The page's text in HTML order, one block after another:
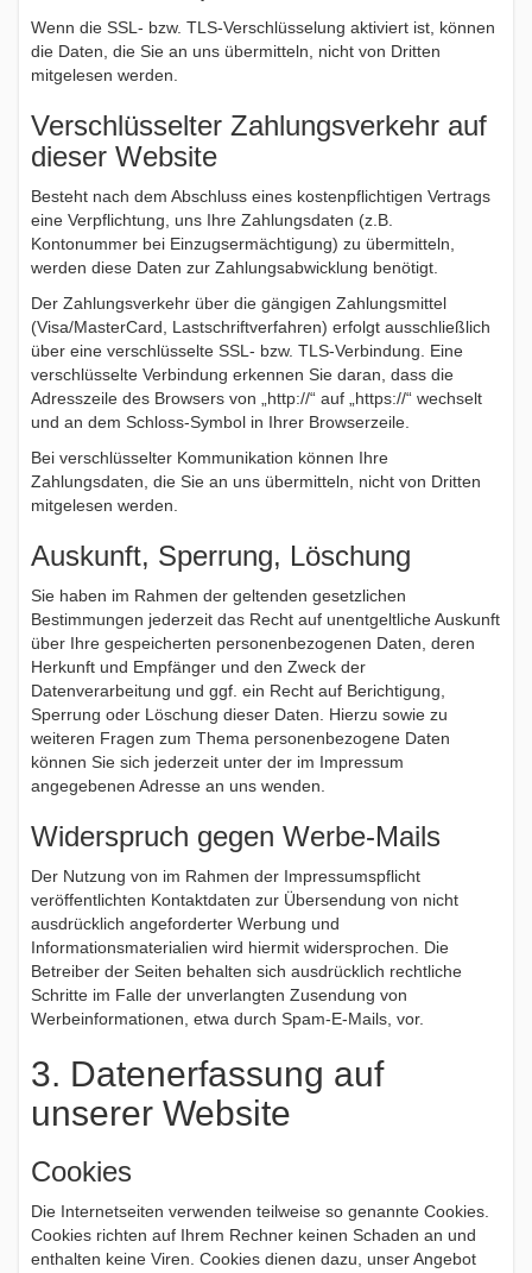
Wenn die SSL- bzw. TLS-Verschlüsselung aktiviert ist, können
die Daten, die Sie an uns übermitteln, nicht von Dritten
mitgelesen werden.
Verschlüsselter Zahlungsverkehr auf
dieser Website
Besteht nach dem Abschluss eines kostenpflichtigen Vertrags
eine Verpflichtung, uns Ihre Zahlungsdaten (z.B.
Kontonummer bei Einzugsermächtigung) zu übermitteln,
werden diese Daten zur Zahlungsabwicklung benötigt.
Der Zahlungsverkehr über die gängigen Zahlungsmittel
(Visa/MasterCard, Lastschriftverfahren) erfolgt ausschließlich
über eine verschlüsselte SSL- bzw. TLS-Verbindung. Eine
verschlüsselte Verbindung erkennen Sie daran, dass die
Adresszeile des Browsers von „http://“ auf „https://“ wechselt
und an dem Schloss-Symbol in Ihrer Browserzeile.
Bei verschlüsselter Kommunikation können Ihre
Zahlungsdaten, die Sie an uns übermitteln, nicht von Dritten
mitgelesen werden.
Auskunft, Sperrung, Löschung
Sie haben im Rahmen der geltenden gesetzlichen
Bestimmungen jederzeit das Recht auf unentgeltliche Auskunft
über Ihre gespeicherten personenbezogenen Daten, deren
Herkunft und Empfänger und den Zweck der
Datenverarbeitung und ggf. ein Recht auf Berichtigung,
Sperrung oder Löschung dieser Daten. Hierzu sowie zu
weiteren Fragen zum Thema personenbezogene Daten
können Sie sich jederzeit unter der im Impressum
angegebenen Adresse an uns wenden.
Widerspruch gegen Werbe-Mails
Der Nutzung von im Rahmen der Impressumspflicht
veröffentlichten Kontaktdaten zur Übersendung von nicht
ausdrücklich angeforderter Werbung und
Informationsmaterialien wird hiermit widersprochen. Die
Betreiber der Seiten behalten sich ausdrücklich rechtliche
Schritte im Falle der unverlangten Zusendung von
Werbeinformationen, etwa durch Spam-E-Mails, vor.
3. Datenerfassung auf
unserer Website
Cookies
Die Internetseiten verwenden teilweise so genannte Cookies.
Cookies richten auf Ihrem Rechner keinen Schaden an und
enthalten keine Viren. Cookies dienen dazu, unser Angebot